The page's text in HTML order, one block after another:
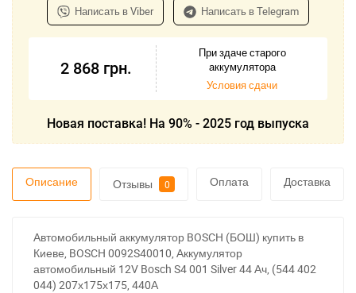
Написать в Viber Написать в Telegram
2 868 грн.
При здаче старого
аккумулятора
Условия сдачи
Новая поставка! На 90% - 2025 год выпуска
Описание Отзывы 0 Оплата Доставка
Автомобильный аккумулятор BOSCH (БОШ) купить в
Киеве, BOSCH 0092S40010, Аккумулятор
автомобильный 12V Bosch S4 001 Silver 44 Ач, (544 402
044) 207х175х175, 440А